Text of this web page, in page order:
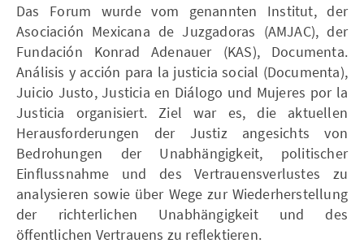
Das Forum wurde vom genannten Institut, der
Asociación Mexicana de Juzgadoras (AMJAC), der
Fundación Konrad Adenauer (KAS), Documenta.
Análisis y acción para la justicia social (Documenta),
Juicio Justo, Justicia en Diálogo und Mujeres por la
Justicia organisiert. Ziel war es, die aktuellen
Herausforderungen der Justiz angesichts von
Bedrohungen der Unabhängigkeit, politischer
Einflussnahme und des Vertrauensverlustes zu
analysieren sowie über Wege zur Wiederherstellung
der richterlichen Unabhängigkeit und des
öffentlichen Vertrauens zu reflektieren.